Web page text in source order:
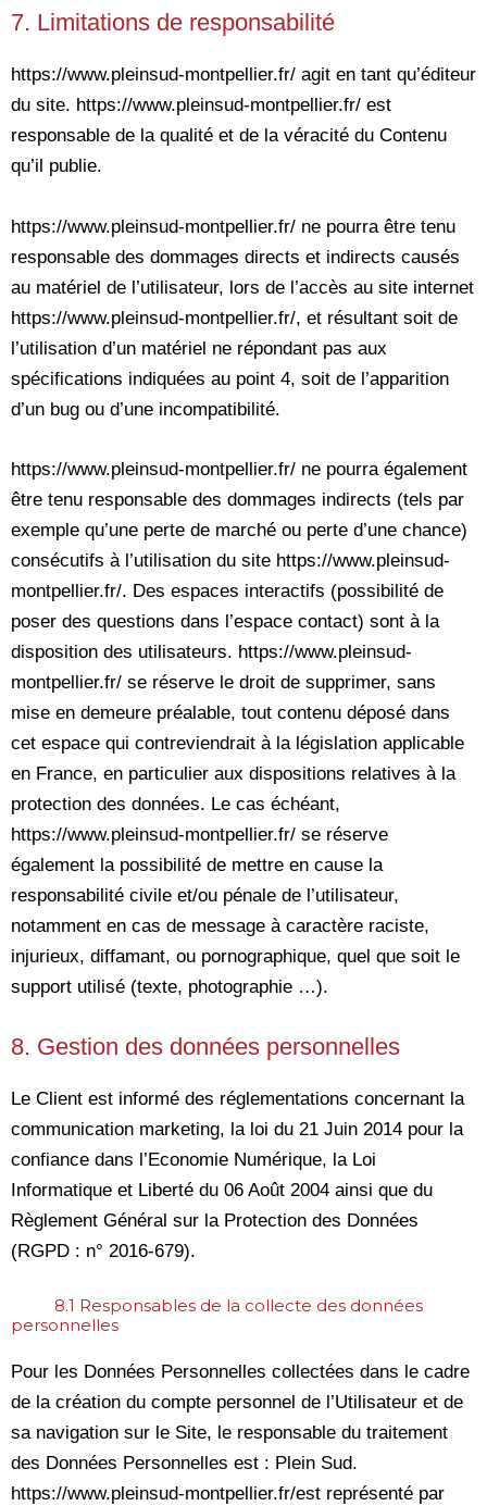
7. Limitations de responsabilité
https://www.pleinsud-montpellier.fr/ agit en tant qu’éditeur
du site. https://www.pleinsud-montpellier.fr/ est
responsable de la qualité et de la véracité du Contenu
qu’il publie.
https://www.pleinsud-montpellier.fr/ ne pourra être tenu
responsable des dommages directs et indirects causés
au matériel de l’utilisateur, lors de l’accès au site internet
https://www.pleinsud-montpellier.fr/, et résultant soit de
l’utilisation d’un matériel ne répondant pas aux
spécifications indiquées au point 4, soit de l’apparition
d’un bug ou d’une incompatibilité.
https://www.pleinsud-montpellier.fr/ ne pourra également
être tenu responsable des dommages indirects (tels par
exemple qu’une perte de marché ou perte d’une chance)
consécutifs à l’utilisation du site https://www.pleinsud-
montpellier.fr/. Des espaces interactifs (possibilité de
poser des questions dans l’espace contact) sont à la
disposition des utilisateurs. https://www.pleinsud-
montpellier.fr/ se réserve le droit de supprimer, sans
mise en demeure préalable, tout contenu déposé dans
cet espace qui contreviendrait à la législation applicable
en France, en particulier aux dispositions relatives à la
protection des données. Le cas échéant,
https://www.pleinsud-montpellier.fr/ se réserve
également la possibilité de mettre en cause la
responsabilité civile et/ou pénale de l’utilisateur,
notamment en cas de message à caractère raciste,
injurieux, diffamant, ou pornographique, quel que soit le
support utilisé (texte, photographie …).
8. Gestion des données personnelles
Le Client est informé des réglementations concernant la
communication marketing, la loi du 21 Juin 2014 pour la
confiance dans l’Economie Numérique, la Loi
Informatique et Liberté du 06 Août 2004 ainsi que du
Règlement Général sur la Protection des Données
(RGPD : n° 2016-679).
8.1 Responsables de la collecte des données
personnelles
Pour les Données Personnelles collectées dans le cadre
de la création du compte personnel de l’Utilisateur et de
sa navigation sur le Site, le responsable du traitement
des Données Personnelles est : Plein Sud.
https://www.pleinsud-montpellier.fr/est représenté par